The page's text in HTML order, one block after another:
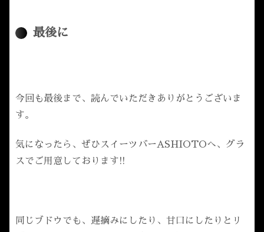
最後に
今回も最後まで、読んでいただきありがとうございま
す。
気になったら、ぜひスイーツバーASHIOTOへ、グラ
スでご用意しております!!
同じブドウでも、遅摘みにしたり、甘口にしたりとリ